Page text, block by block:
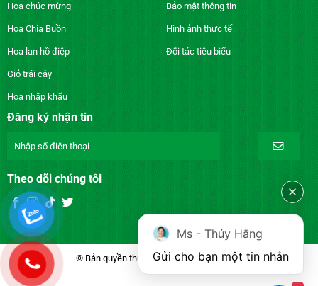
Hoa chúc mừng
Hoa Chia Buồn
Hoa lan hồ điệp
Giỏ trái cây
Hoa nhập khẩu
Bảo mật thông tin
Hình ảnh thực tế
Đối tác tiêu biểu
Đăng ký nhận tin
Theo dõi chúng tôi
© Bản quyền thuộc về DienhoaXANH.com
Ms - Thúy Hằng
Gửi cho bạn một tin nhắn